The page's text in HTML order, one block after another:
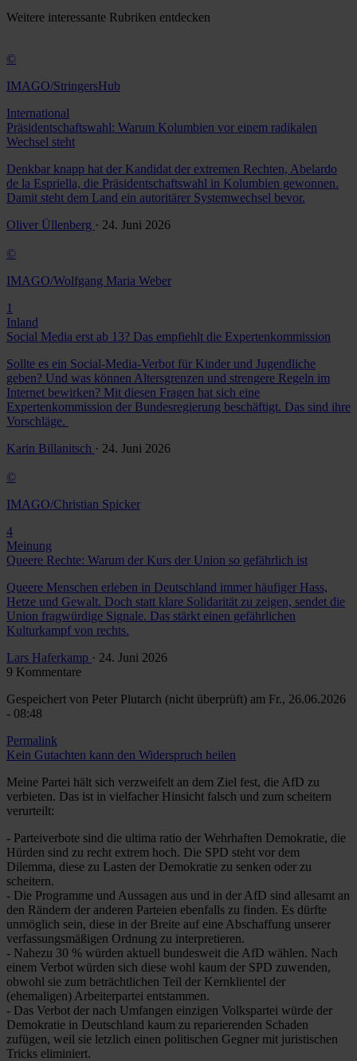
Weitere interessante Rubriken entdecken
©
IMAGO/StringersHub
International
Präsidentschaftswahl: Warum Kolumbien vor einem radikalen
Wechsel steht
Denkbar knapp hat der Kandidat der extremen Rechten, Abelardo
de la Espriella, die Präsidentschaftswahl in Kolumbien gewonnen.
Damit steht dem Land ein autoritärer Systemwechsel bevor.
Oliver Üllenberg · 24. Juni 2026
©
IMAGO/Wolfgang Maria Weber
1
Inland
Social Media erst ab 13? Das empfiehlt die Expertenkommission
Sollte es ein Social-Media-Verbot für Kinder und Jugendliche
geben? Und was können Altersgrenzen und strengere Regeln im
Internet bewirken? Mit diesen Fragen hat sich eine
Expertenkommission der Bundesregierung beschäftigt. Das sind ihre
Vorschläge.
Karin Billanitsch · 24. Juni 2026
©
IMAGO/Christian Spicker
4
Meinung
Queere Rechte: Warum der Kurs der Union so gefährlich ist
Queere Menschen erleben in Deutschland immer häufiger Hass,
Hetze und Gewalt. Doch statt klare Solidarität zu zeigen, sendet die
Union fragwürdige Signale. Das stärkt einen gefährlichen
Kulturkampf von rechts.
Lars Haferkamp · 24. Juni 2026
9 Kommentare
Gespeichert von Peter Plutarch (nicht überprüft) am Fr., 26.06.2026
- 08:48
Permalink
Kein Gutachten kann den Widerspruch heilen
Meine Partei hält sich verzweifelt an dem Ziel fest, die AfD zu
verbieten. Das ist in vielfacher Hinsicht falsch und zum scheitern
verurteilt:
- Parteiverbote sind die ultima ratio der Wehrhaften Demokratie, die
Hürden sind zu recht extrem hoch. Die SPD steht vor dem
Dilemma, diese zu Lasten der Demokratie zu senken oder zu
scheitern.
- Die Programme und Aussagen aus und in der AfD sind allesamt an
den Rändern der anderen Parteien ebenfalls zu finden. Es dürfte
unmöglich sein, diese in der Breite auf eine Abschaffung unserer
verfassungsmäßigen Ordnung zu interpretieren.
- Nahezu 30 % würden aktuell bundesweit die AfD wählen. Nach
einem Verbot würden sich diese wohl kaum der SPD zuwenden,
obwohl sie zum beträchtlichen Teil der Kernklientel der
(ehemaligen) Arbeiterpartei entstammen.
- Das Verbot der nach Umfangen einzigen Volkspartei würde der
Demokratie in Deutschland kaum zu reparierenden Schaden
zufügen, weil sie letzlich einen politischen Gegner mit juristischen
Tricks eliminiert.